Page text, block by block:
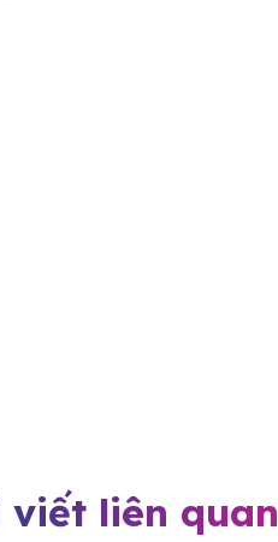
viết liên quan